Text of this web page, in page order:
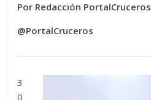
Por Redacción PortalCruceros
@PortalCruceros
3
0